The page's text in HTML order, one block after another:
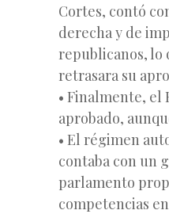
Cortes, contó
derecha y de
republicanos, lo
retrasara su
• Finalmente, el
aprobado,
• El régimen
contaba con un
parlamento
competencias